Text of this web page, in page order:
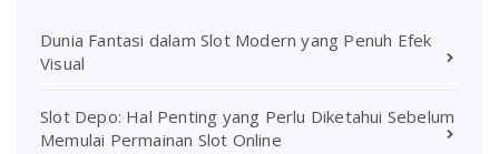
Dunia Fantasi dalam Slot Modern yang Penuh Efek
Visual
Slot Depo: Hal Penting yang Perlu Diketahui Sebelum
Memulai Permainan Slot Online